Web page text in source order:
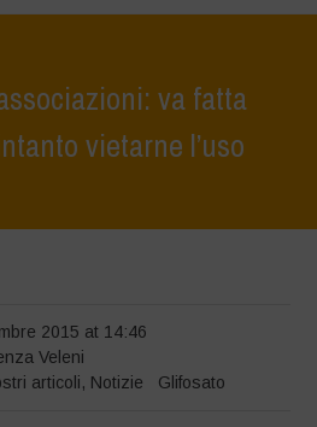
va fatta
vietarne l’uso
2015 at 14:46
Veleni
articoli, Notizie Glifosato